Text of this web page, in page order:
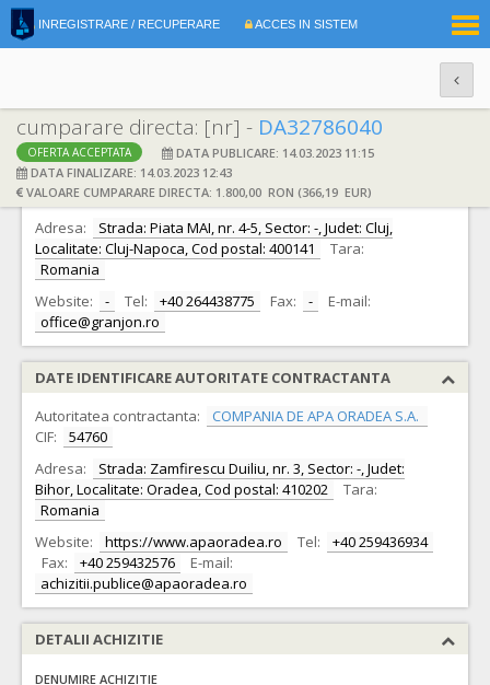
INREGISTRARE / RECUPERARE ACCES IN SISTEM
cumparare directa: [nr] - DA32786040
OFERTA ACCEPTATA
DATA PUBLICARE: 14.03.2023 11:15
DATA FINALIZARE: 14.03.2023 12:43
VALOARE CUMPARARE DIRECTA: 1.800,00 RON (366,19 EUR)
DATE IDENTIFICARE OFERTANT
Ofertant: S.C. GRANJON SRL S.R.L. CIF: 6773579
Adresa:
Strada: Piata MAI, nr. 4-5, Sector: -, Judet: Cluj,
Localitate: Cluj-Napoca, Cod postal: 400141
Tara:
Romania
Website:
- Tel: +40 264438775 Fax: -
E-mail:
office@granjon.ro
DATE IDENTIFICARE AUTORITATE CONTRACTANTA
Autoritatea contractanta:
COMPANIA DE APA ORADEA S.A.
CIF:
54760
Adresa:
Strada: Zamfirescu Duiliu, nr. 3, Sector: -, Judet:
Bihor, Localitate: Oradea, Cod postal: 410202
Tara:
Romania
Website:
https://www.apaoradea.ro Tel:
+40 259436934
Fax:
+40 259432576
E-mail:
achizitii.publice@apaoradea.ro
DETALII ACHIZITIE
DENUMIRE ACHIZITIE